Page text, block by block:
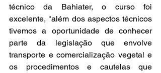
técnico da Bahiater, o curso foi
excelente, "além dos aspectos técnicos
tivemos a oportunidade de conhecer
parte da legislação que envolve
transporte e comercialização vegetal e
os procedimentos e cautelas que